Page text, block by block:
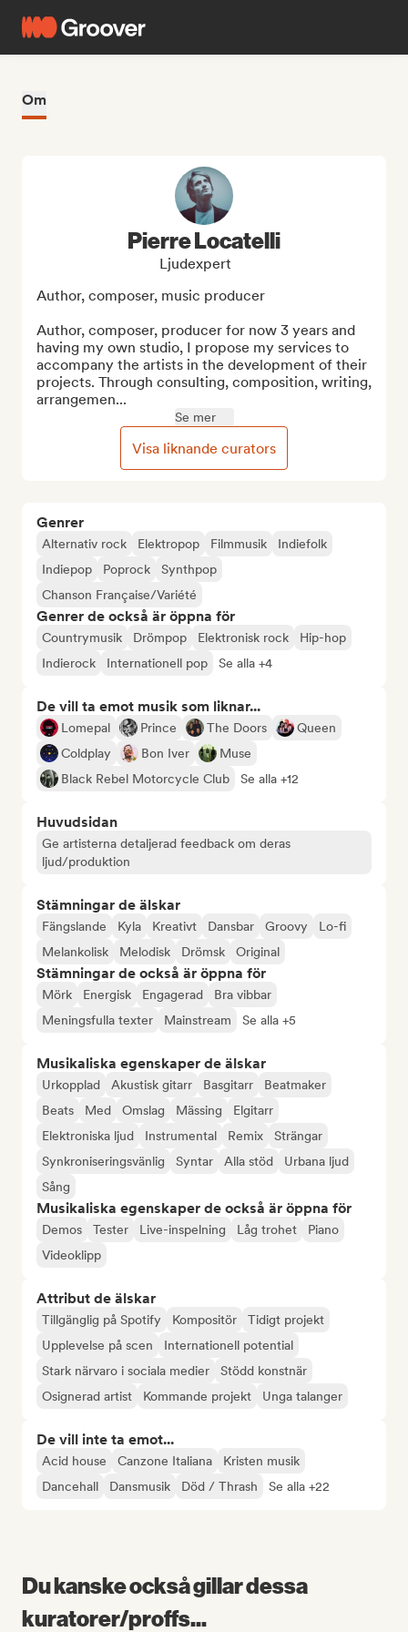
Om
Genrer
Alternativ rock Elektropop Filmmusik
Indiefolk
Indiepop
Poprock
Synthpop
Chanson Française/Variété
Genrer de också är öppna för
Countrymusik Drömpop Elektronisk rock
Hip-hop
Indierock
Internationell pop Se alla +4
De vill ta emot musik som liknar...
Lomepal Prince The Doors
Queen
Coldplay
Bon Iver
Muse
Black Rebel Motorcycle Club
Se alla +12
Huvudsidan
Ge artisterna detaljerad feedback om deras
ljud/produktion
Stämningar de älskar
Fängslande Kyla Kreativt Dansbar Groovy
Lo-fi
Melankolisk
Melodisk Drömsk Original
Stämningar de också är öppna för
Mörk Energisk Engagerad
Bra vibbar
Meningsfulla texter
Mainstream Se alla +5
Musikaliska egenskaper de älskar
Urkopplad Akustisk gitarr Basgitarr
Beatmaker
Beats
Med Omslag Mässing
Elgitarr
Elektroniska ljud
Instrumental Remix
Strängar
Synkroniseringsvänlig
Syntar Alla stöd
Urbana ljud
Sång
Musikaliska egenskaper de också är öppna för
Demos Tester Live-inspelning Låg trohet
Piano
Videoklipp
Attribut de älskar
Tillgänglig på Spotify Kompositör
Tidigt projekt
Upplevelse på scen
Internationell potential
Stark närvaro i sociala medier
Stödd konstnär
Osignerad artist
Kommande projekt Unga talanger
De vill inte ta emot...
Acid house Canzone Italiana
Kristen musik
Dancehall
Dansmusik Död / Thrash Se alla +22
Pierre Locatelli
Ljudexpert
Author, composer, music producer
Author, composer, producer for now 3 years and
having my own studio, I propose my services to
accompany the artists in the development of their
projects. Through consulting, composition, writing,
arrangemen...
Se mer
Visa liknande curators
Du kanske också gillar dessa
kuratorer/proffs...